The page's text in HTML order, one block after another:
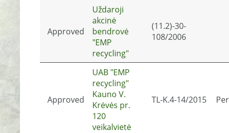
Approved
Uždaroji
akcinė
bendrovė
"EMP
recycling"
(11.2)-30-
108/2006
Approved
UAB "EMP
recycling"
Kauno V.
Krėvės pr.
120
veikalvietė
TL-K.4-14/2015